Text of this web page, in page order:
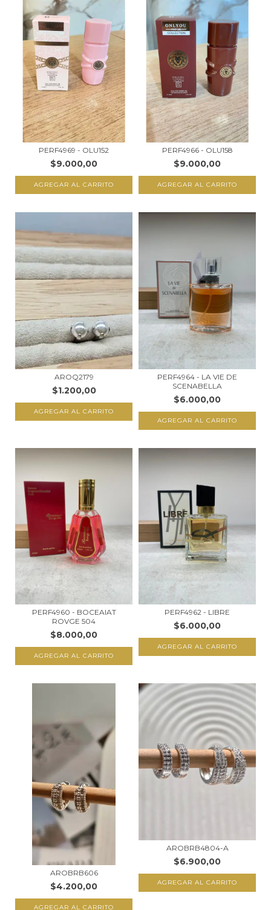
PERF4969 - OLU152
$9.000,00
AGREGAR AL CARRITO
PERF4966 - OLU158
$9.000,00
AGREGAR AL CARRITO
AROQ2179
$1.200,00
AGREGAR AL CARRITO
PERF4964 - LA VIE DE
SCENABELLA
$6.000,00
AGREGAR AL CARRITO
PERF4960 - BOCEAIAT
ROVGE 504
$8.000,00
AGREGAR AL CARRITO
PERF4962 - LIBRE
$6.000,00
AGREGAR AL CARRITO
AROBRB606
$4.200,00
AGREGAR AL CARRITO
AROBRB4804-A
$6.900,00
AGREGAR AL CARRITO